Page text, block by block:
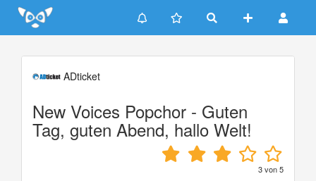
Update cookies preferences
ADticket
New Voices Popchor - Guten
Tag, guten Abend, hallo Welt!
3von5